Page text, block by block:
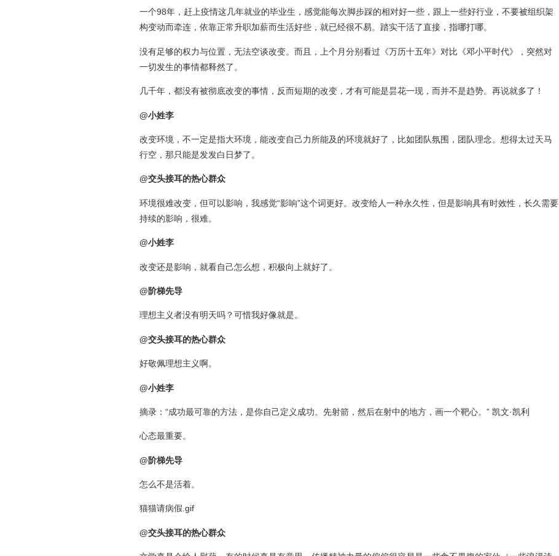
一个98年，赶上疫情这几年就业的毕业生，感觉能每次脚步踩的相对好一些，跟上一些好行业，不要被组织架
构变动而牵连，依靠正常升职加薪而生活好些，就已经很不易。踏实干活了直接，指哪打哪。
没有足够的权力与位置，无法空谈改变。而且，上个月分别看过《万历十五年》对比《邓小平时代》，突然对
一切发生的事情都释然了。
几千年，都没有被彻底改变的事情，反而短期的改变，才有可能是昙花一现，而并不是趋势。再说就多了！
@小姓李
改变环境，不一定是指大环境，能改变自己力所能及的环境就好了，比如团队氛围，团队理念。想得太过天马
行空，那只能是发发白日梦了。
@交头接耳的热心群众
环境很难改变，但可以影响，我感觉“影响”这个词更好。改变给人一种永久性，但是影响具有时效性，长久需要
持续的影响，很难。
@小姓李
改变还是影响，就看自己怎么想，积极向上就好了。
@阶梯先导
理想主义者没有明天吗？可惜我好像就是。
@交头接耳的热心群众
好敬佩理想主义啊。
@小姓李
摘录：“成功最可靠的方法，是你自己定义成功。先射箭，然后在射中的地方，画一个靶心。” 凯文·凯利
心态最重要。
@阶梯先导
怎么不是活着。
猫猫请病假.gif
@交头接耳的热心群众